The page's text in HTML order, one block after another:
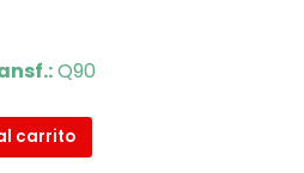
Q90
carrito